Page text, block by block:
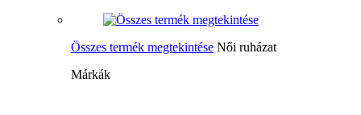
Összes termék megtekintése Női ruházat
Márkák